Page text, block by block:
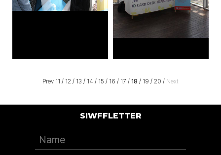
Prev 11 / 12 / 13 / 14 / 15 / 16 / 17 / 18 / 19 / 20 / Next
SIWFFLETTER